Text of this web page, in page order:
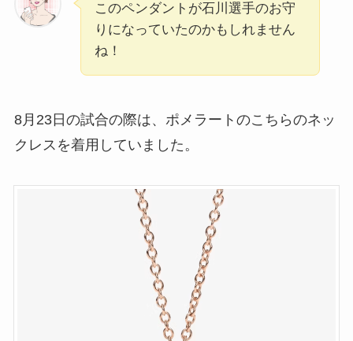
このペンダントが石川選手のお守
りになっていたのかもしれません
ね！
8月23日の試合の際は、ポメラートのこちらのネッ
クレスを着用していました。